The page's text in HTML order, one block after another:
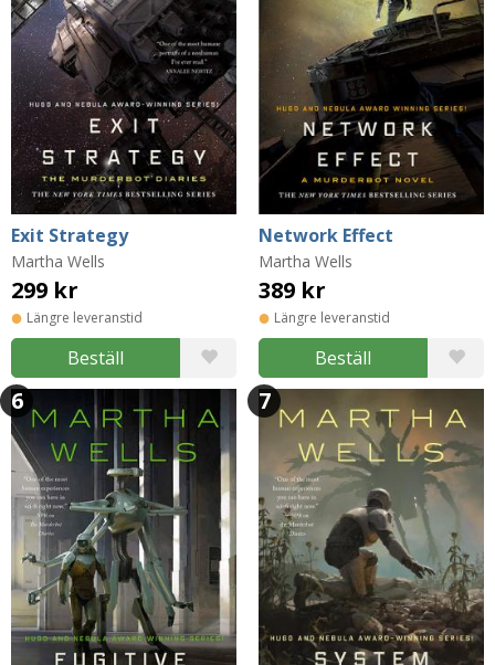
Exit Strategy
Martha Wells
299 kr
Längre leveranstid
Beställ
Network Effect
Martha Wells
389 kr
Längre leveranstid
Beställ
6 7